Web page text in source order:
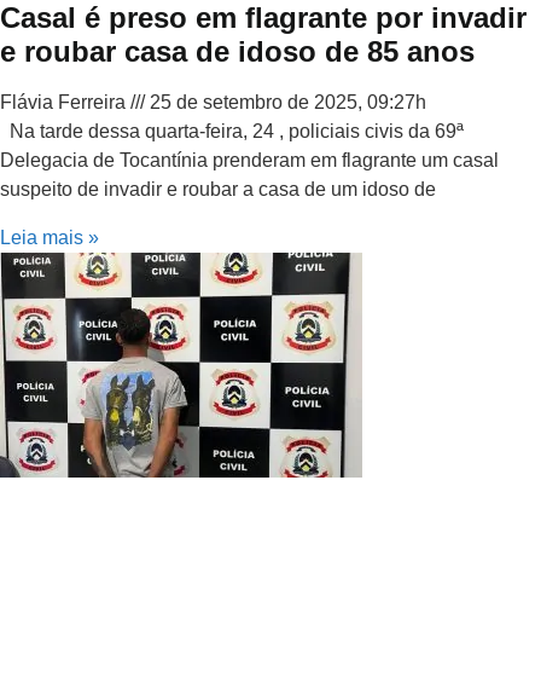
Casal é preso em flagrante por invadir
e roubar casa de idoso de 85 anos
Flávia Ferreira
25 de setembro de 2025, 09:27h
Na tarde dessa quarta-feira, 24 , policiais civis da 69ª
Delegacia de Tocantínia prenderam em flagrante um casal
suspeito de invadir e roubar a casa de um idoso de
Leia mais »